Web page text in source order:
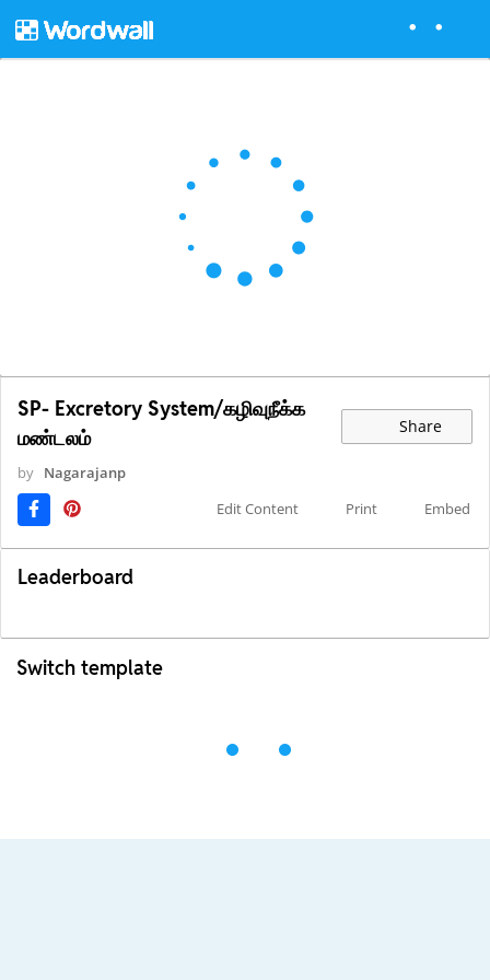
SP- Excretory System/கழிவுநீக்க
மண்டலம்
Share
by Nagarajanp
Edit Content
Print Embed
Leaderboard
Switch template